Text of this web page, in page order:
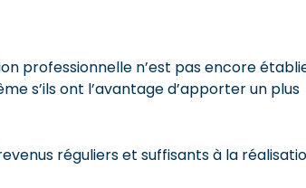
professionnelle n’est pas encore
s’ils ont l’avantage d’apporter un plus
réguliers et suffisants à la